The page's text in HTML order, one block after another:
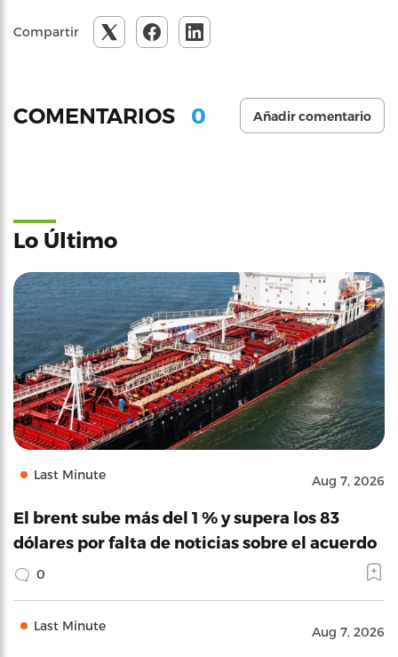
Compartir
COMENTARIOS 0 Añadir comentario
Lo Último
Last Minute Aug 7, 2026
El brent sube más del 1 % y supera los 83
dólares por falta de noticias sobre el acuerdo
0
Last Minute Aug 7, 2026